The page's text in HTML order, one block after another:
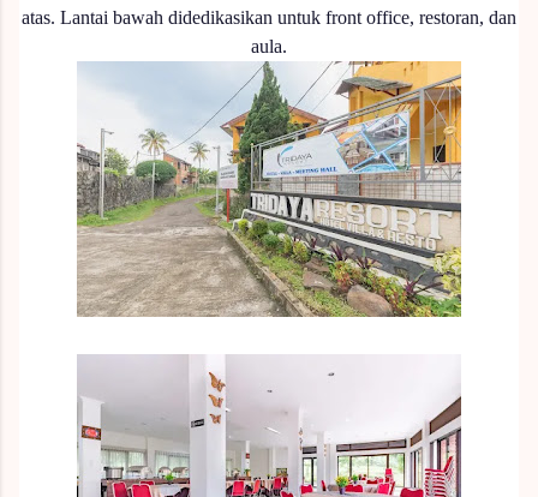
atas. Lantai bawah didedikasikan untuk front office, restoran, dan
aula.